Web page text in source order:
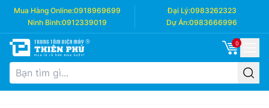
Mua Hàng Online:0918969699 Đại Lý:0983262323
Ninh Bình:0912339019 Dự Án:0983666996
0